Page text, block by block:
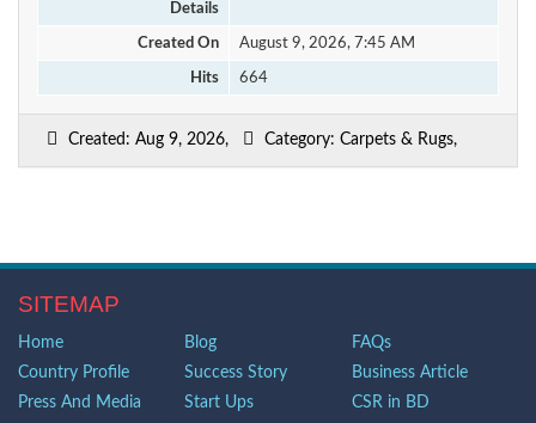
Details
Created On August 9, 2026, 7:45 AM
Hits 664
Created: Aug 9, 2026, Category: Carpets & Rugs,
SITEMAP
Home Blog
FAQs
Country Profile
Success Story
Business Article
Press And Media
Start Ups
CSR in BD